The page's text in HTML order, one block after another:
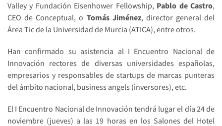
Valley y Fundación Eisenhower Fellowship, Pablo de Castro,
CEO de Conceptual, o Tomás Jiménez, director general del
Área Tic de la Universidad de Murcia (ATICA), entre otros.
Han confirmado su asistencia al I Encuentro Nacional de
Innovación rectores de diversas universidades españolas,
empresarios y responsables de startups de marcas punteras
del ámbito nacional, business angels (inversores), etc.
El I Encuentro Nacional de Innovación tendrá lugar el día 24 de
noviembre (jueves) a las 19 horas en los Salones del Hotel